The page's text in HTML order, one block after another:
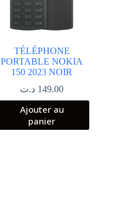
TÉLÉPHONE
PORTABLE NOKIA
150 2023 NOIR
149.00 د.ت
Ajouter au
panier